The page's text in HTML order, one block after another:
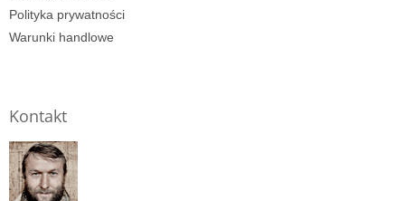
Polityka prywatności
Warunki handlowe
Kontakt